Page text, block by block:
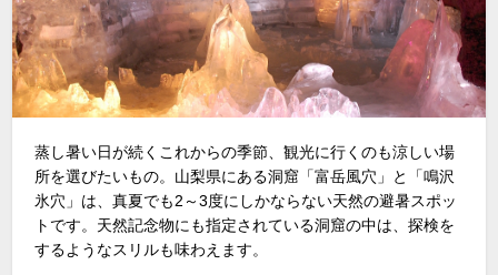
蒸し暑い日が続くこれからの季節、観光に行くのも涼しい場
所を選びたいもの。山梨県にある洞窟「富岳風穴」と「鳴沢
氷穴」は、真夏でも2～3度にしかならない天然の避暑スポッ
トです。天然記念物にも指定されている洞窟の中は、探検を
するようなスリルも味わえます。